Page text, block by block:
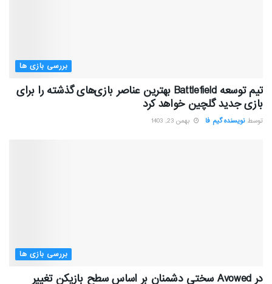
بررسی بازی ها
تیم توسعه Battlefield بهترین عناصر بازی‌های گذشته را برای
بازی جدید گلچین خواهد کرد
توسط نویسنده گیم فا بهمن 23, 1403
بررسی بازی ها
در Avowed سختی دشمنان بر اساس سطح بازیکن تغییر